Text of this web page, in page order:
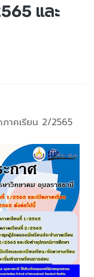
และ
ภาคเรียน 2/2565